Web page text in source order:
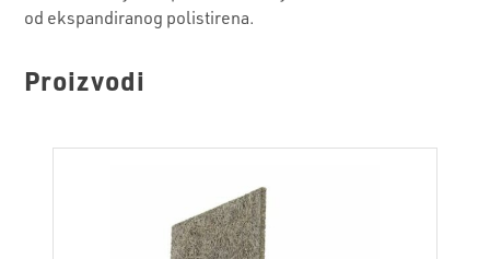
od ekspandiranog polistirena.
Proizvodi